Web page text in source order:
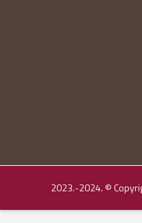
2023.-2024. ©